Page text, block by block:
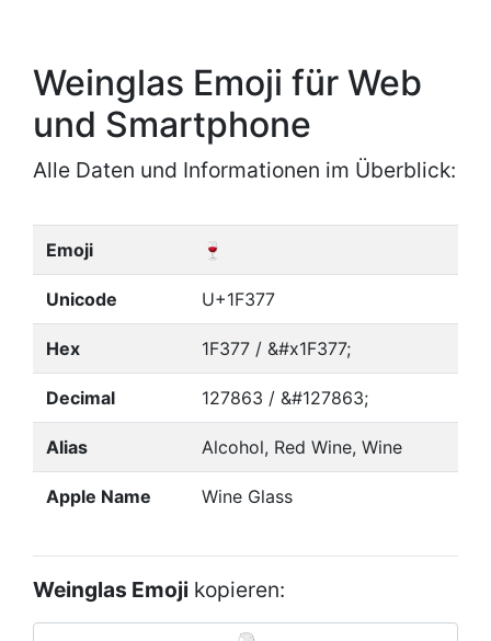
Weinglas Emoji für Web
und Smartphone
Alle Daten und Informationen im Überblick:
Emoji 🍷
Unicode U+1F377
Hex 1F377 / &#x1F377;
Decimal 127863 / &#127863;
Alias Alcohol, Red Wine, Wine
Apple Name Wine Glass
Weinglas Emoji kopieren: